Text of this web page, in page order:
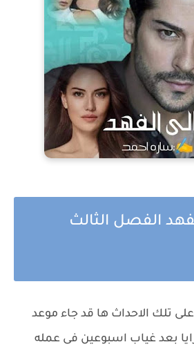
الفصل الثالث
تلك الاحداث ها قد جاء موعد
بعد غياب اسبوعين فى عمله